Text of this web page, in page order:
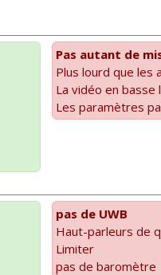
Pas autant de
Plus lourd que les
La vidéo en
Les paramètres
pas de UWB
Haut-parleurs de
Limiter
pas de baromètre